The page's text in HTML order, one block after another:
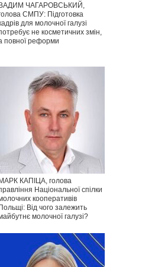
ЧАГАРОВСЬКИЙ,
СМПУ: Підготовка
для молочної галузі
не косметичних змін,
повної реформи
КАПІЦА, голова
Національної спілки
кооперативів
Від чого залежить
молочної галузі?